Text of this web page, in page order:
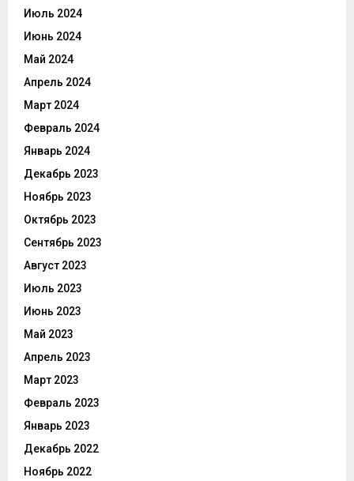
Июль 2024
Июнь 2024
Май 2024
Апрель 2024
Март 2024
Февраль 2024
Январь 2024
Декабрь 2023
Ноябрь 2023
Октябрь 2023
Сентябрь 2023
Август 2023
Июль 2023
Июнь 2023
Май 2023
Апрель 2023
Март 2023
Февраль 2023
Январь 2023
Декабрь 2022
Ноябрь 2022